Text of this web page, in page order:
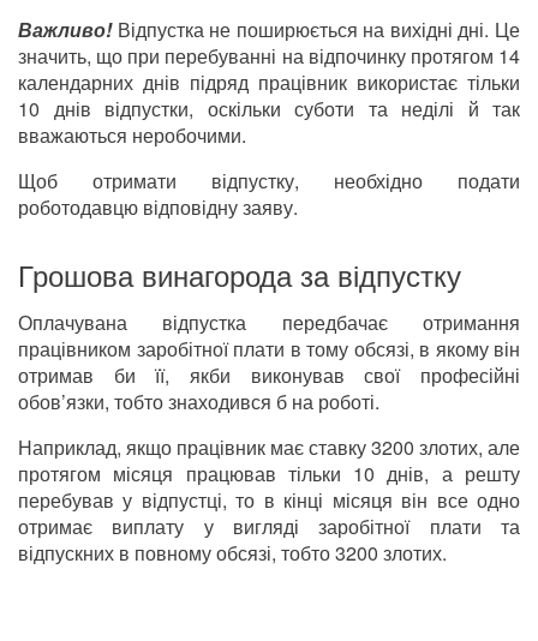
Важливо!Відпустка не поширюється на вихідні дні. Це
значить, що при перебуванні на відпочинку протягом 14
календарних днів підряд працівник використає тільки
10 днів відпустки, оскільки суботи та неділі й так
вважаються неробочими.
Щоб отримати відпустку, необхідно подати
роботодавцю відповідну заяву.
Грошова винагорода за відпустку
Оплачувана відпустка передбачає отримання
працівником заробітної плати в тому обсязі, в якому він
отримав би її, якби виконував свої професійні
обов’язки, тобто знаходився б на роботі.
Наприклад, якщо працівник має ставку 3200 злотих, але
протягом місяця працював тільки 10 днів, а решту
перебував у відпустці, то в кінці місяця він все одно
отримає виплату у вигляді заробітної плати та
відпускних в повному обсязі, тобто 3200 злотих.